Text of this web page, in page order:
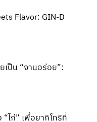
Flavor: GIN-D
เป็น “จานอร่อย”:
ไก่” เพื่อยากิโทริที่